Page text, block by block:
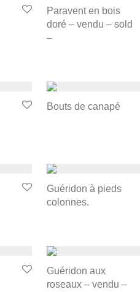
Paravent en bois
doré – vendu – sold
–
Bouts de canapé
Guéridon à pieds
colonnes.
Guéridon aux
roseaux – vendu –